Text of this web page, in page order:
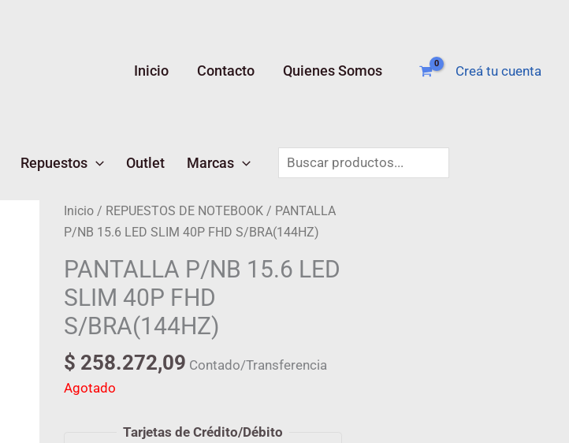
Inicio Contacto Quienes Somos Creá tu cuenta
Repuestos Outlet Marcas
Buscar
Inicio/ REPUESTOS DE NOTEBOOK/ PANTALLA
P/NB 15.6 LED SLIM 40P FHD S/BRA(144HZ)
PANTALLA P/NB 15.6 LED
SLIM 40P FHD
S/BRA(144HZ)
$ 258.272,09 Contado/Transferencia
Agotado
Tarjetas de Crédito/Débito